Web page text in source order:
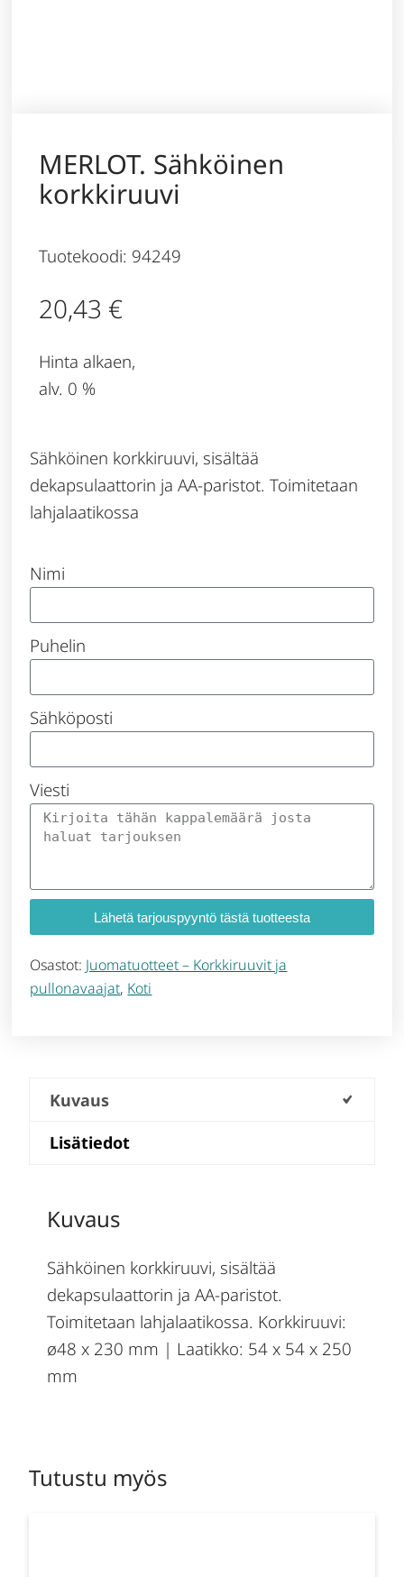
MERLOT. Sähköinen
korkkiruuvi
Tuotekoodi: 94249
20,43 €
Hinta alkaen,
alv. 0 %
Sähköinen korkkiruuvi, sisältää
dekapsulaattorin ja AA-paristot. Toimitetaan
lahjalaatikossa
Nimi
Puhelin
Sähköposti
Viesti
Lähetä tarjouspyyntö tästä tuotteesta
Osastot: Juomatuotteet – Korkkiruuvit ja
pullonavaajat, Koti
Kuvaus
Lisätiedot
Kuvaus
Sähköinen korkkiruuvi, sisältää
dekapsulaattorin ja AA-paristot.
Toimitetaan lahjalaatikossa. Korkkiruuvi:
ø48 x 230 mm | Laatikko: 54 x 54 x 250
mm
Tutustu myös